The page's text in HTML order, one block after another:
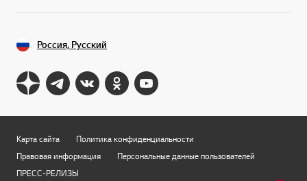
Россия, Русский
Карта сайта
Политика конфиденциальности
Правовая информация
Персональные данные пользователей
ПРЕСС-РЕЛИЗЫ